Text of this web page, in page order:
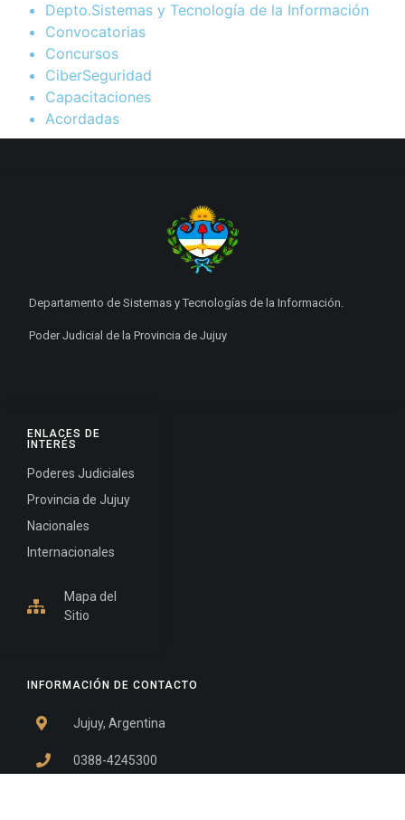
Depto.Sistemas y Tecnología de la Información
Convocatorias
Concursos
CiberSeguridad
Capacitaciones
Acordadas
INFORMACIÓN DE CONTACTO
Jujuy, Argentina
0388-4245300
ENLACES DE
INTERÉS
Poderes Judiciales
Provincia de Jujuy
Nacionales
Internacionales
Mapa del
Sitio
Departamento de Sistemas y Tecnologías de la Información.
Poder Judicial de la Provincia de Jujuy